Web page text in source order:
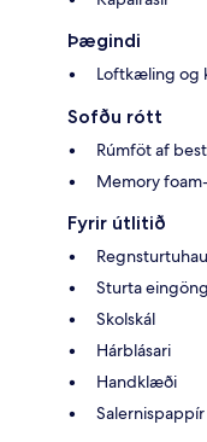
Þægindi
Loftkæling og
Sofðu rótt
Rúmföt af
Memory
Fyrir útlitið
Sturta
Skolskál
Hárblásari
Handklæði
Salernispappír